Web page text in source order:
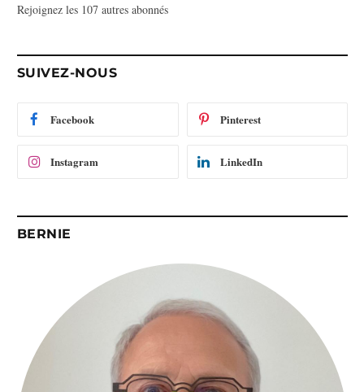
s
-
m
Rejoignez les 107 autres abonnés
SUIVEZ-NOUS
Facebook Pinterest
Instagram LinkedIn
BERNIE